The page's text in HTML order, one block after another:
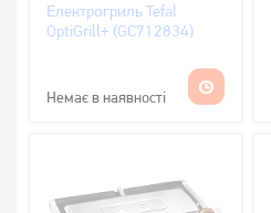
Електрогриль Tefal
OptiGrill+ (GC712834)
Немає в наявності